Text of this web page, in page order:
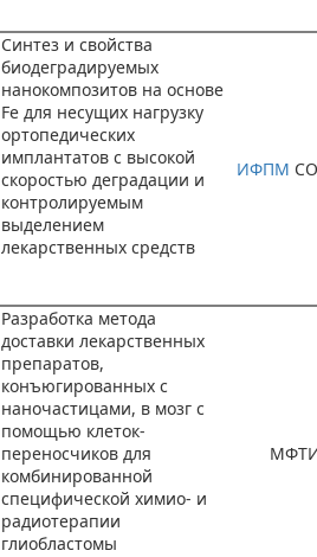
Синтез и свойства
биодеградируемых
нанокомпозитов на основе
Fe для несущих нагрузку
ортопедических
имплантатов с высокой
скоростью деградации и
контролируемым
выделением
лекарственных средств
ИФПМ
Разработка метода
доставки лекарственных
препаратов,
конъюгированных с
наночастицами, в мозг с
помощью клеток-
переносчиков для
комбинированной
специфической химио- и
радиотерапии
глиобластомы